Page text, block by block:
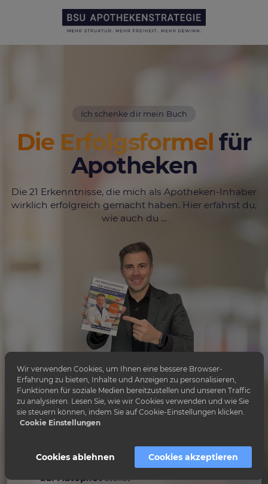
Ich schenke dir mein Buch
Die Erfolgsformel für
Apotheken
Die 21 Erkenntnisse, die mich als Apotheken-Inhaber
wirklich erfolgreich gemacht haben. Hier erfährst du,
wie auch du …
diegrößten Fehler des selbstständigen
Apothekers vermeidest
durch effiziente Strukturen
auf Autopilotstellst
Wir verwenden Cookies, um Ihnen eine bessere Browser-
Erfahrung zu bieten, Inhalte und Anzeigen zu personalisieren,
Funktionen für soziale Medien bereitzustellen und unseren Traffic
zu analysieren. Lesen Sie, wie wir Cookies verwenden und wie Sie
sie steuern können, indem Sie auf Cookie-Einstellungen klicken.
Cookie Einstellungen
Cookies ablehnen Cookies akzeptieren